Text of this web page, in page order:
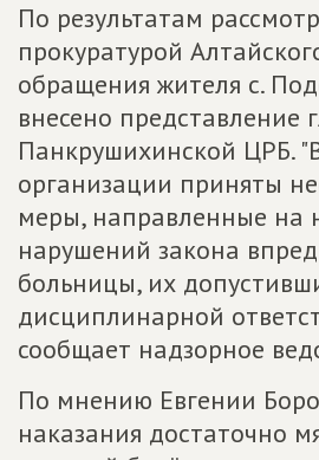
По результатам
прокуратурой
обращения жителя с.
внесено представление
Панкрушихинской ЦРБ.
организации приняты
меры, направленные на
нарушений закона
больницы, их
дисциплинарной
сообщает надзорное
По мнению Евгении
наказания достаточно